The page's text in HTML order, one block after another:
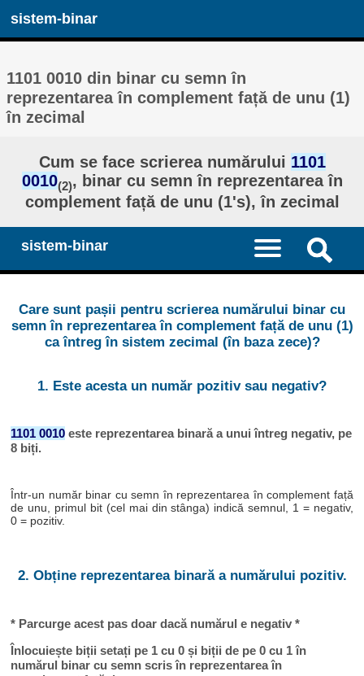
sistem-binar
1101 0010 din binar cu semn în
reprezentarea în complement față de unu (1)
în zecimal
Cum se face scrierea numărului 1101
0010(2), binar cu semn în reprezentarea în
complement față de unu (1's), în zecimal
sistem-binar
Care sunt pașii pentru scrierea numărului binar cu
semn în reprezentarea în complement față de unu (1)
ca întreg în sistem zecimal (în baza zece)?
1. Este acesta un număr pozitiv sau negativ?
1101 0010 este reprezentarea binară a unui întreg negativ, pe
8 biți.
Într-un număr binar cu semn în reprezentarea în complement față
de unu, primul bit (cel mai din stânga) indică semnul, 1 = negativ,
0 = pozitiv.
2. Obține reprezentarea binară a numărului pozitiv.
* Parcurge acest pas doar dacă numărul e negativ *
Înlocuiește biții setați pe 1 cu 0 și biții de pe 0 cu 1 în
numărul binar cu semn scris în reprezentarea în